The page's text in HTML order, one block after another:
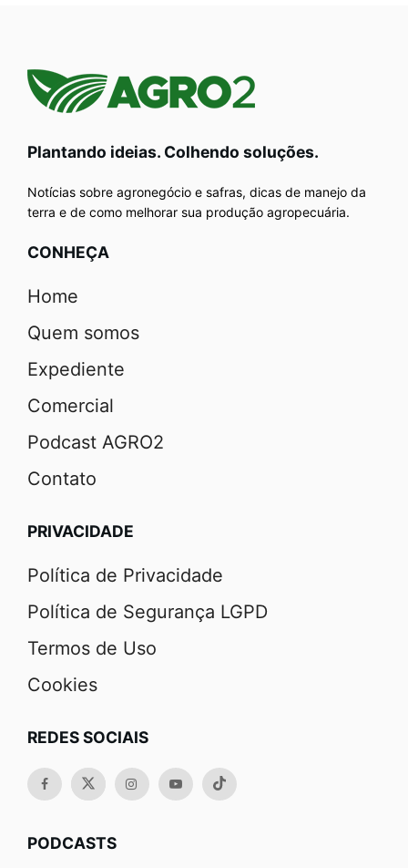
Plantando ideias. Colhendo soluções.
Notícias sobre agronegócio e safras, dicas de manejo da
terra e de como melhorar sua produção agropecuária.
CONHEÇA
Home
Quem somos
Expediente
Comercial
Podcast AGRO2
Contato
PRIVACIDADE
Política de Privacidade
Política de Segurança LGPD
Termos de Uso
Cookies
REDES SOCIAIS
PODCASTS